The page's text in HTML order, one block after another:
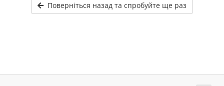
Поверніться назад та спробуйте ще раз